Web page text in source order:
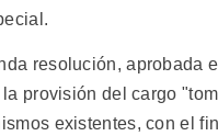
resolución, aprobada
la provisión del cargo
existentes, con el